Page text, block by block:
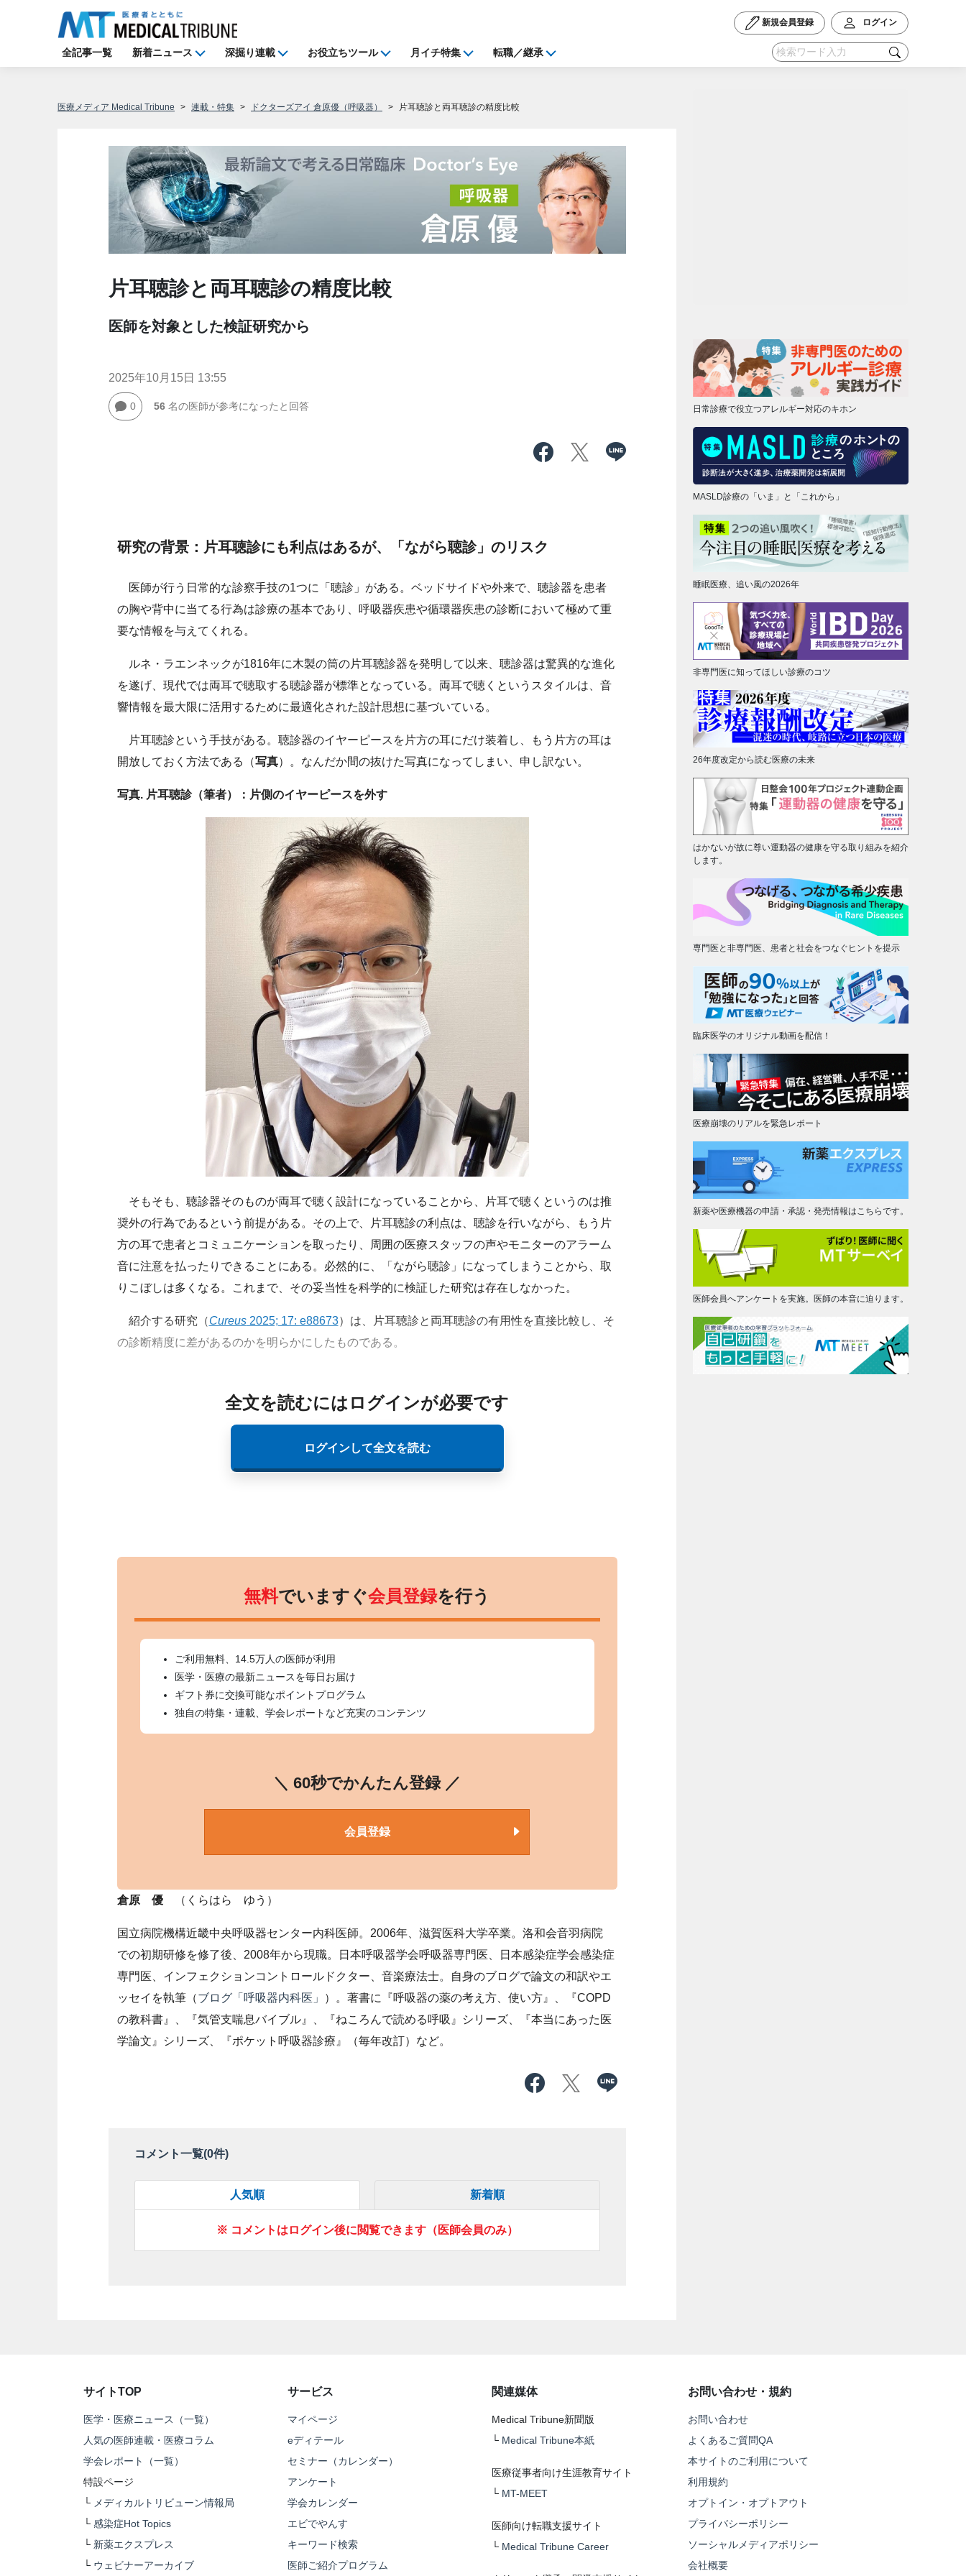
新規会員登録 ログイン
全記事一覧 新着ニュース 深掘り連載 お役立ちツール 月イチ特集 転職／継承
医療メディア Medical Tribune 連載・特集 ドクターズアイ 倉原優（呼吸器） 片耳聴診と両耳聴診の精度比較
片耳聴診と両耳聴診の精度比較
医師を対象とした検証研究から
2025年10月15日 13:55
0 56名の医師が参考になったと回答
研究の背景：片耳聴診にも利点はあるが、「ながら聴診」のリスク
医師が行う日常的な診察手技の1つに「聴診」がある。ベッドサイドや外来で、聴診器を患者
の胸や背中に当てる行為は診療の基本であり、呼吸器疾患や循環器疾患の診断において極めて重
要な情報を与えてくれる。
ルネ・ラエンネックが1816年に木製の筒の片耳聴診器を発明して以来、聴診器は驚異的な進化
を遂げ、現代では両耳で聴取する聴診器が標準となっている。両耳で聴くというスタイルは、音
響情報を最大限に活用するために最適化された設計思想に基づいている。
片耳聴診という手技がある。聴診器のイヤーピースを片方の耳にだけ装着し、もう片方の耳は
開放しておく方法である（写真）。なんだか間の抜けた写真になってしまい、申し訳ない。
写真. 片耳聴診（筆者）：片側のイヤーピースを外す
そもそも、聴診器そのものが両耳で聴く設計になっていることから、片耳で聴くというのは推
奨外の行為であるという前提がある。その上で、片耳聴診の利点は、聴診を行いながら、もう片
方の耳で患者とコミュニケーションを取ったり、周囲の医療スタッフの声やモニターのアラーム
音に注意を払ったりできることにある。必然的に、「ながら聴診」になってしまうことから、取
りこぼしは多くなる。これまで、その妥当性を科学的に検証した研究は存在しなかった。
紹介する研究（Cureus2025; 17: e88673）は、片耳聴診と両耳聴診の有用性を直接比較し、そ
の診断精度に差があるのかを明らかにしたものである。
全文を読むにはログインが必要です
ログインして全文を読む
無料でいますぐ会員登録を行う
ご利用無料、14.5万人の医師が利用
医学・医療の最新ニュースを毎日お届け
ギフト券に交換可能なポイントプログラム
独自の特集・連載、学会レポートなど充実のコンテンツ
＼ 60秒でかんたん登録 ／
会員登録
倉原 優 （くらはら ゆう）
国立病院機構近畿中央呼吸器センター内科医師。2006年、滋賀医科大学卒業。洛和会音羽病院
での初期研修を修了後、2008年から現職。日本呼吸器学会呼吸器専門医、日本感染症学会感染症
専門医、インフェクションコントロールドクター、音楽療法士。自身のブログで論文の和訳やエ
ッセイを執筆（ブログ「呼吸器内科医」
）。著書に『呼吸器の薬の考え方、使い方』、『COPD
の教科書』、『気管支喘息バイブル』、『ねころんで読める呼吸』シリーズ、『本当にあった医
学論文』シリーズ、『ポケット呼吸器診療』（毎年改訂）など。
コメント一覧(0件)
人気順 新着順
※ コメントはログイン後に閲覧できます（医師会員のみ）
日常診療で役立つアレルギー対応のキホン
MASLD診療の「いま」と「これから」
睡眠医療、追い風の2026年
非専門医に知ってほしい診療のコツ
26年度改定から読む医療の未来
はかないが故に尊い運動器の健康を守る取り組みを紹介
します。
専門医と非専門医、患者と社会をつなぐヒントを提示
臨床医学のオリジナル動画を配信！
医療崩壊のリアルを緊急レポート
新薬や医療機器の申請・承認・発売情報はこちらです。
医師会員へアンケートを実施。医師の本音に迫ります。
サイトTOP
医学・医療ニュース（一覧）
人気の医師連載・医療コラム
学会レポート（一覧）
特設ページ
└ メディカルトリビューン情報局
└ 感染症Hot Topics
└ 新薬エクスプレス
└ ウェビナーアーカイブ
サービス
マイページ
eディテール
セミナー（カレンダー）
アンケート
学会カレンダー
エビでやんす
キーワード検索
医師ご紹介プログラム
関連媒体
Medical Tribune新聞版
└ Medical Tribune本紙
医療従事者向け生涯教育サイト
└ MT-MEET
医師向け転職支援サイト
└ Medical Tribune Career
お問い合わせ・規約
お問い合わせ
よくあるご質問QA
本サイトのご利用について
利用規約
オプトイン・オプトアウト
プライバシーポリシー
ソーシャルメディアポリシー
会社概要